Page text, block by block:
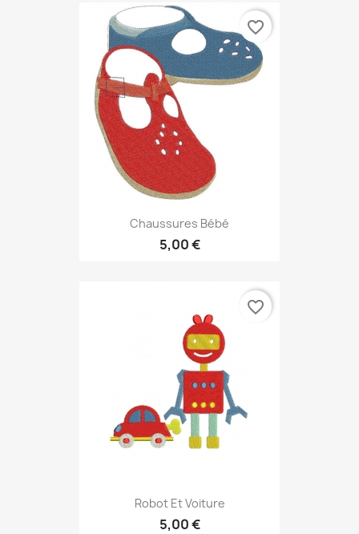
Chaussures Bébé
5,00 €
favorite_border
Robot Et Voiture
5,00 €
favorite_border